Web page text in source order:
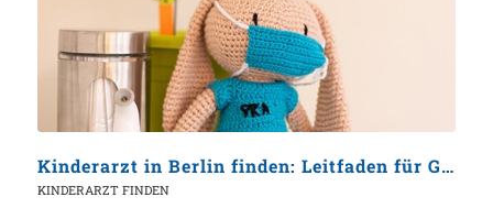
Kinderarzt in Berlin finden: Leitfaden für GKV-Versicherte
KINDERARZT FINDEN